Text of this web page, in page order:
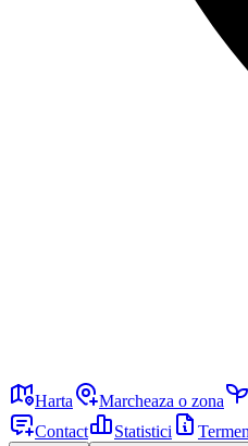
Harta Marcheaza o zona
Contact
Statistici